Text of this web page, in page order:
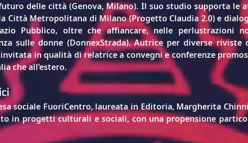
delle città (Genova, Milano). Il suo studio supporta le
Città Metropolitana di Milano (Progetto Claudia 2.0) e
Pubblico, oltre che affiancare, nelle perlustrazioni
sulle donne (DonnexStrada). Autrice per diverse riviste
invitata in qualità di relatrice a convegni e conferenze
che all’estero.
sociale FuoriCentro, laureata in Editoria, Margherita
in progetti culturali e sociali, con una propensione